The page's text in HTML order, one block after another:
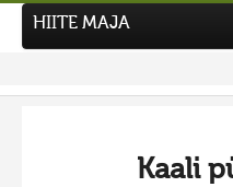
Hiite kuvavõistlus 2026
HIITE MAJA
Kaali